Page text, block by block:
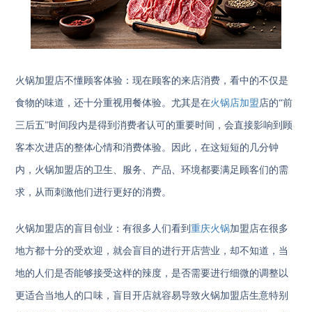
火锅加盟店不懂顾客体验：现在顾客的来店消费，看中的不仅是
食物的味道，还十分重视用餐体验。尤其是在火锅店加盟店的“前
三后五”时间段内是得到消费者认可的重要时间，会直接影响到顾
客本次进店的整体心情和消费体验。因此，在这短短的几分钟
内，火锅加盟店的卫生、服务、产品、环境都要满足顾客们的需
求，从而刺激他们进行更好的消费。
火锅加盟店的盲目创业：有很多人们看到重庆火锅加盟店在很多
地方都十分的受欢迎，就会盲目的进行开店营业，却不知道，当
地的人们是否能够接受这样的辣度，是否需要进行细微的调整以
更适合当地人的口味，盲目开店就容易导致火锅加盟店生意特别